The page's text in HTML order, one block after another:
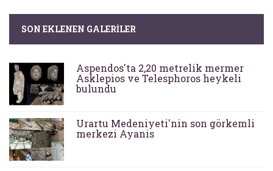
SON EKLENEN GALERILER
Aspendos'ta 2,20 metrelik mermer
Asklepios ve Telesphoros heykeli
bulundu
Urartu Medeniyeti'nin son görkemli
merkezi Ayanis